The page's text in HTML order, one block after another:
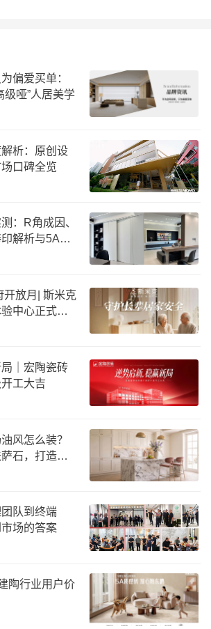
偏爱买单：
级哑”人居美学
析：原创设
口碑全览
：R角成因、
解析与5A标
开放月| 斯米克
中心正式亮
｜宏陶瓷砖
工大吉
风怎么装？
石，打造质
队到终端
场的答案
陶行业用户价